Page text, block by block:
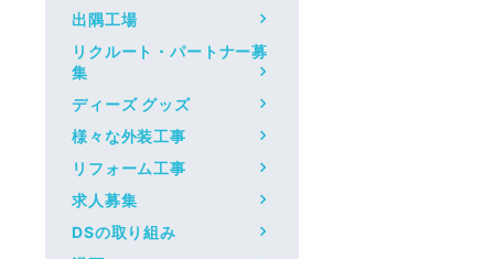
出隅工場
リクルート・パートナー募
集
ディーズ グッズ
様々な外装工事
リフォーム工事
求人募集
DSの取り組み